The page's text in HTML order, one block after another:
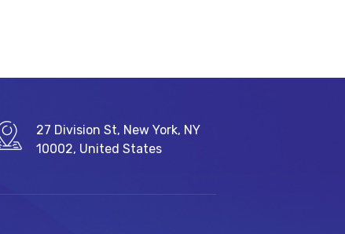
27 Division St, New York, NY
10002, United States